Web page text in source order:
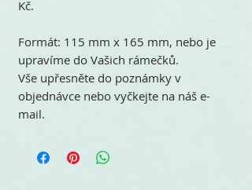
Kč.
Formát: 115 mm x 165 mm, nebo je
upravíme do Vašich rámečků.
Vše upřesněte do poznámky v
objednávce nebo vyčkejte na náš e-
mail.